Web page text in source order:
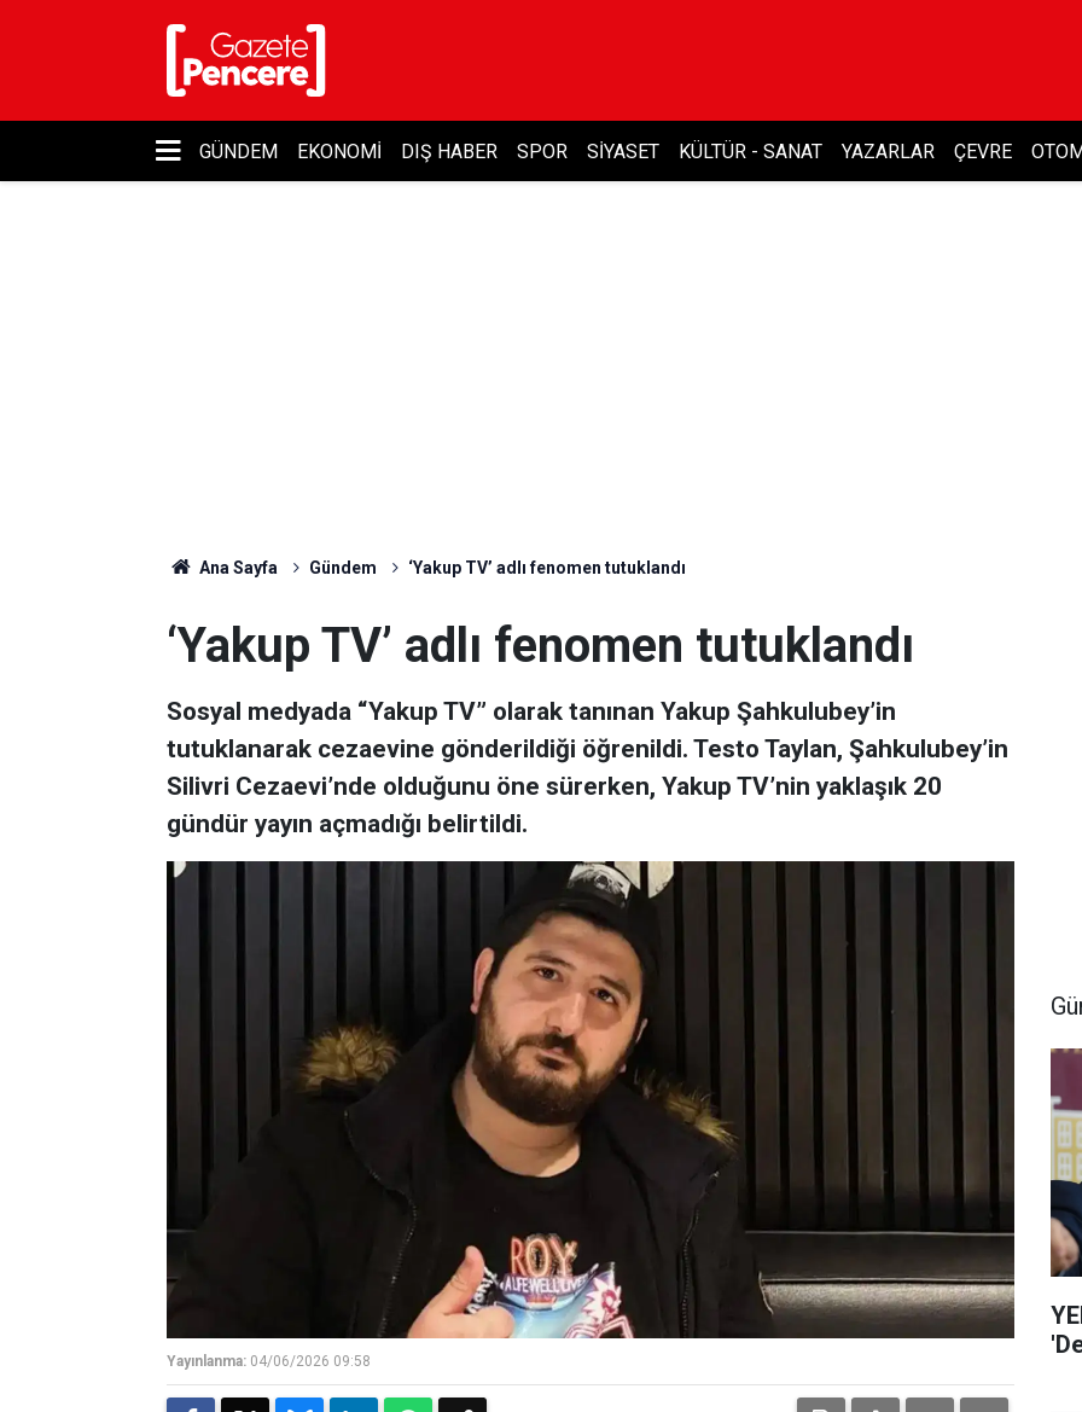
GÜNDEM EKONOMI DIŞ HABER SPOR SIYASET KÜLTÜR - SANAT YAZARLAR ÇEVRE
Ana Sayfa Gündem ‘Yakup TV’ adlı fenomen tutuklandı
‘Yakup TV’ adlı fenomen tutuklandı
Sosyal medyada “Yakup TV” olarak tanınan Yakup Şahkulubey’in
tutuklanarak cezaevine gönderildiği öğrenildi. Testo Taylan, Şahkulubey’in
Silivri Cezaevi’nde olduğunu öne sürerken, Yakup TV’nin yaklaşık 20
gündür yayın açmadığı belirtildi.
Yayınlanma: 04/06/2026 09:58